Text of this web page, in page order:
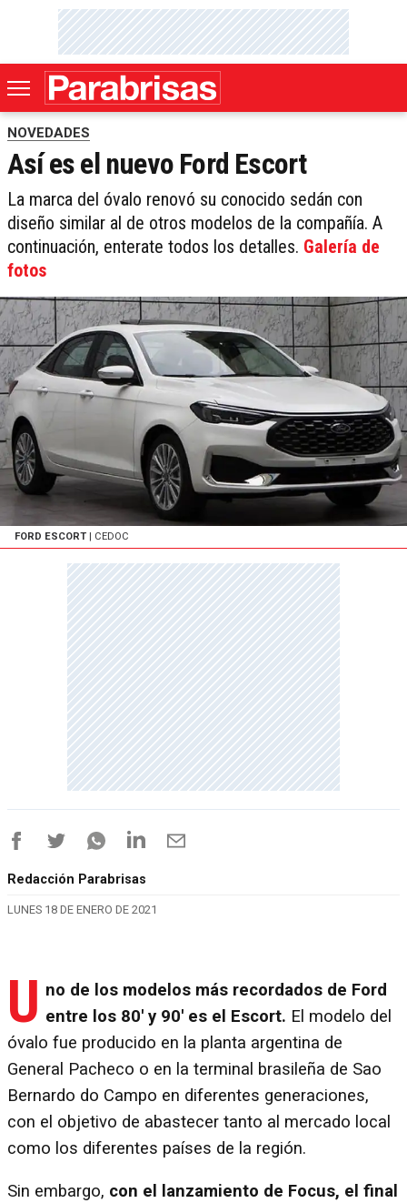
NOVEDADES
Así es el nuevo Ford Escort
La marca del óvalo renovó su conocido sedán con
diseño similar al de otros modelos de la compañía. A
continuación, enterate todos los detalles. Galería de
fotos
FORD ESCORT | CEDOC
Redacción Parabrisas
LUNES 18 DE ENERO DE 2021
U no de los modelos más recordados de Ford
entre los 80' y 90' es el Escort. El modelo del
óvalo fue producido en la planta argentina de
General Pacheco o en la terminal brasileña de Sao
Bernardo do Campo en diferentes generaciones,
con el objetivo de abastecer tanto al mercado local
como los diferentes países de la región.
Sin embargo, con el lanzamiento de Focus, el final